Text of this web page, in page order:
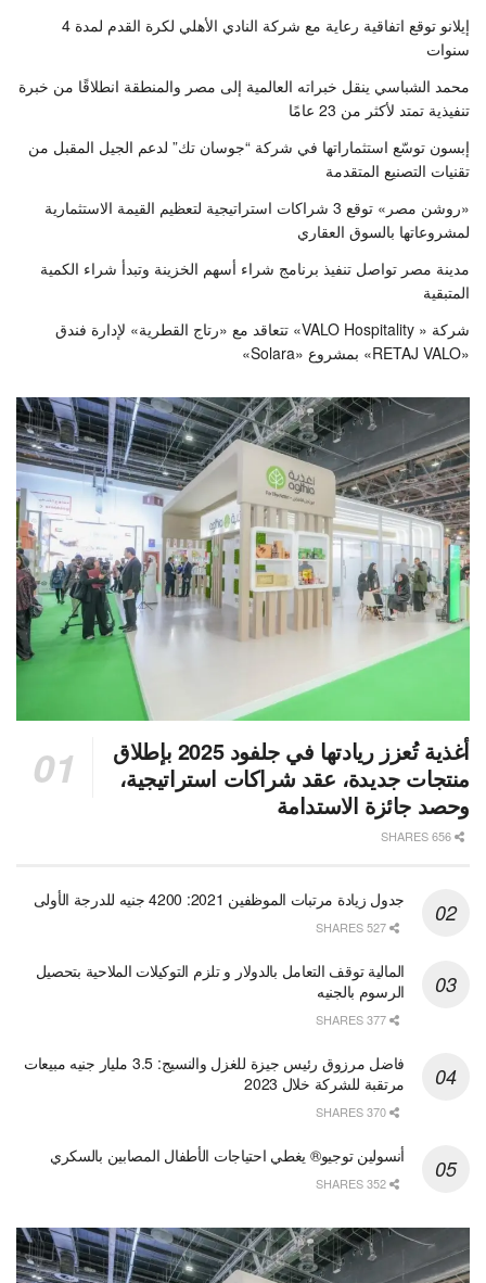
إيلانو توقع اتفاقية رعاية مع شركة النادي الأهلي لكرة القدم لمدة 4
سنوات
محمد الشباسي ينقل خبراته العالمية إلى مصر والمنطقة انطلاقًا من خبرة
تنفيذية تمتد لأكثر من 23 عامًا
إبسون توسّع استثماراتها في شركة “جوسان تك” لدعم الجيل المقبل من
تقنيات التصنيع المتقدمة
«روشن مصر» توقع 3 شراكات استراتيجية لتعظيم القيمة الاستثمارية
لمشروعاتها بالسوق العقاري
مدينة مصر تواصل تنفيذ برنامج شراء أسهم الخزينة وتبدأ شراء الكمية
المتبقية
شركة « VALO Hospitality» تتعاقد مع «رتاج القطرية» لإدارة فندق
«RETAJ VALO» بمشروع «Solara»
أغذية تُعزز ريادتها في جلفود 2025 بإطلاق
منتجات جديدة، عقد شراكات استراتيجية،
وحصد جائزة الاستدامة
جدول زيادة مرتبات الموظفين 2021: 4200 جنيه للدرجة الأولى
المالية توقف التعامل بالدولار و تلزم التوكيلات الملاحية بتحصيل
الرسوم بالجنيه
فاضل مرزوق رئيس جيزة للغزل والنسيج: 3.5 مليار جنيه مبيعات
مرتقبة للشركة خلال 2023
أنسولين توجيو® يغطي احتياجات الأطفال المصابين بالسكري